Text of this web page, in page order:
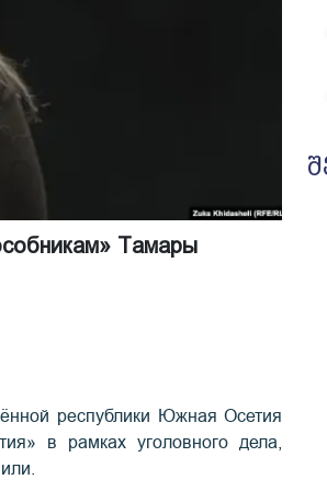
Тамары
республики Южная Осетия
в рамках уголовного дела,